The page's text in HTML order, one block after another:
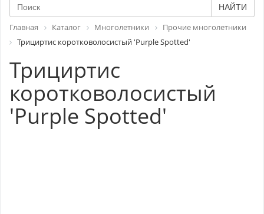
НАЙТИ
Главная Каталог Многолетники
Прочие многолетники
Трициртис коротковолосистый 'Purple Spotted'
Трициртис
коротковолосистый
'Purple Spotted'